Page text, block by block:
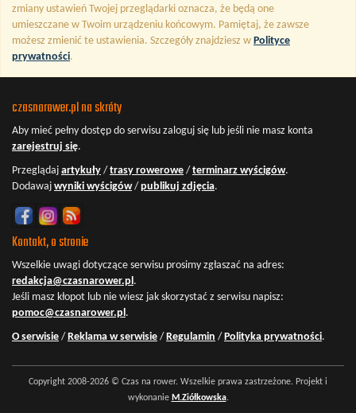
zmiany ustawień Twojej przeglądarki oznacza, że będą one
umieszczane w Twoim urządzeniu końcowym. Pamiętaj, że zawsze
możesz zmienić te ustawienia. Szczegóły znajdziesz w Polityce
prywatności.
czasnarower.pl na skróty
Aby mieć pełny dostęp do serwisu zaloguj się lub jeśli nie masz konta
zarejestruj się.
Przeglądaj artykuły / trasy rowerowe / terminarz wyścigów.
Dodawaj wyniki wyścigów/ publikuj zdjęcia.
Kontakt, o stronie
Wszelkie uwagi dotyczące serwisu prosimy zgłaszać na adres:
redakcja@czasnarower.pl.
Jeśli masz kłopot lub nie wiesz jak skorzystać z serwisu napisz:
pomoc@czasnarower.pl.
O serwisie / Reklama w serwisie / Regulamin / Polityka prywatności.
Copyright 2008-2026 © Czas na rower. Wszelkie prawa zastrzeżone. Projekt i
wykonanie M.Ziółkowska.